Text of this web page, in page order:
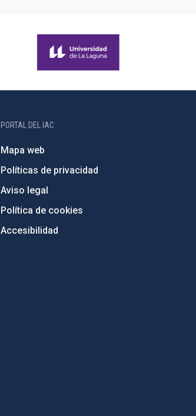
PORTAL DEL IAC
Mapa web
Políticas de privacidad
Aviso legal
Política de cookies
Accesibilidad